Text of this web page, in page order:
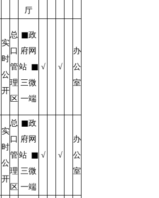
厅
实
时
公
开
总
口
管
理
区
■政
府网
站 ■
三微
一端
√ √
办
公
室
实
时
公
开
总
口
管
理
区
■政
府网
站 ■
三微
一端
√ √
办
公
室